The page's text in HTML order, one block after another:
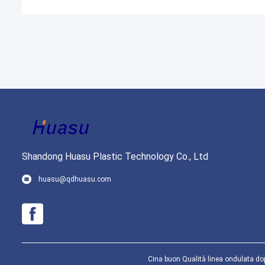
Shandong Huasu Plastic Technology Co., Ltd
huasu@qdhuasu.com
Cina buon Qualità linea ondulata